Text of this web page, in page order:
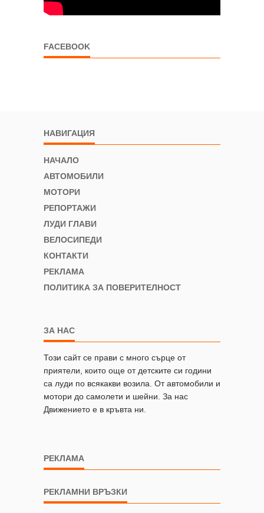
FACEBOOK
НАВИГАЦИЯ
НАЧАЛО
АВТОМОБИЛИ
МОТОРИ
РЕПОРТАЖИ
ЛУДИ ГЛАВИ
ВЕЛОСИПЕДИ
КОНТАКТИ
РЕКЛАМА
ПОЛИТИКА ЗА ПОВЕРИТЕЛНОСТ
ЗА НАС
Този сайт се прави с много сърце от
приятели, които още от детските си години
са луди по всякакви возила. От автомобили и
мотори до самолети и шейни. За нас
Движението е в кръвта ни.
РЕКЛАМА
РЕКЛАМНИ ВРЪЗКИ